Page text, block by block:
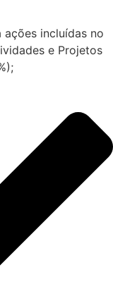
incluídas no
e Projetos